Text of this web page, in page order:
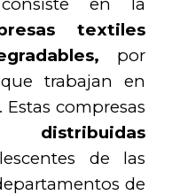
textiles
por
trabajan en
compresas
distribuidas
de las
de